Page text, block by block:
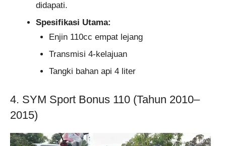
didapati.
Spesifikasi Utama:
Enjin 110cc empat lejang
Transmisi 4-kelajuan
Tangki bahan api 4 liter
4. SYM Sport Bonus 110 (Tahun 2010–
2015)